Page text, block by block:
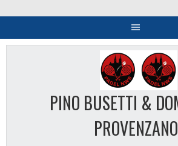
PINO BUSETTI &
PROVENZANO